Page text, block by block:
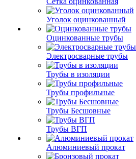
Уголок оцинкованный
Оцинкованные трубы
Электросварные трубы
Трубы в изоляции
Трубы профильные
Трубы Бесшовные
Трубы ВГП
Алюминиевый прокат